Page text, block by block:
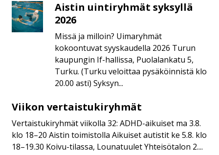
Aistin
uintiryhmät
syksyllä
Aistin uintiryhmät syksyllä
2026
Missä ja milloin? Uimaryhmät
kokoontuvat syyskaudella 2026 Turun
kaupungin If-hallissa, Puolalankatu 5,
Turku. (Turku veloittaa pysäköinnistä klo
20.00 asti) Syksyn...
Viikon
vertaistukiryhmät
Viikon vertaistukiryhmät
Vertaistukiryhmät viikolla 32: ADHD-aikuiset ma 3.8.
klo 18–20 Aistin toimistolla Aikuiset autistit ke 5.8. klo
18–19.30 Koivu-tilassa, Lounatuulet Yhteisötalon 2....